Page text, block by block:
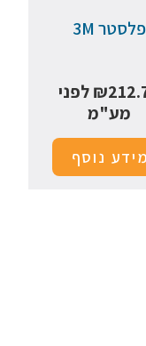
פלסטר 3M
₪לפני
מע"מ
מידע נוסף